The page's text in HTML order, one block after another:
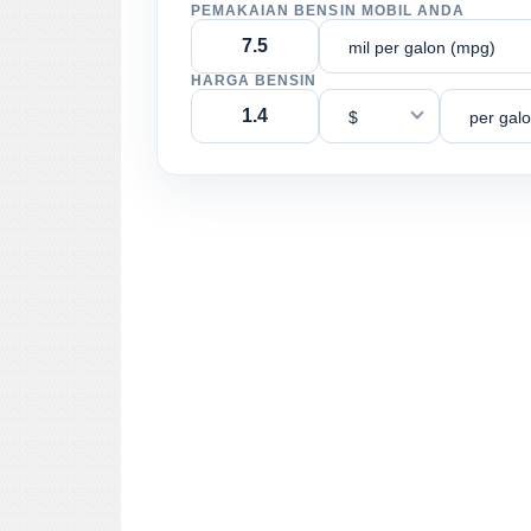
PEMAKAIAN BENSIN MOBIL ANDA
mil per galon (mpg)
HARGA BENSIN
$ per